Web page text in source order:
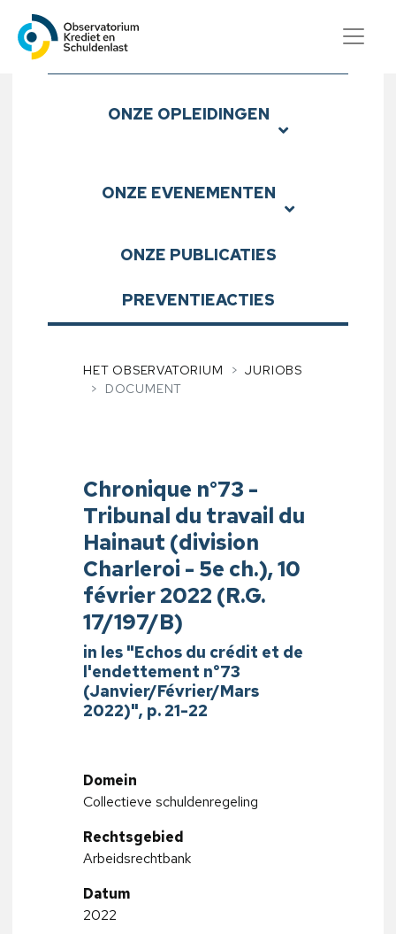
Observatorium Krediet en
Submenu
ONZE OPLEIDINGEN
ONZE EVENEMENTEN
ONZE PUBLICATIES
PREVENTIEACTIES
HET OBSERVATORIUM
JURIOBS
DOCUMENT
Chronique n°73 -
Tribunal du travail du
Hainaut (division
Charleroi - 5e ch.), 10
février 2022 (R.G.
17/197/B)
in les "Echos du crédit et de
l'endettement n°73
(Janvier/Février/Mars
2022)", p. 21-22
Domein
Collectieve schuldenregeling
Rechtsgebied
Arbeidsrechtbank
Datum
2022